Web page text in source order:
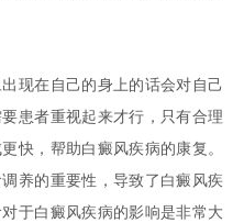
在自己的身上的话会对自己
患者重视起来才行，只有合理
快，帮助白癜风疾病的康复。
养的重要性，导致了白癜风疾
于白癜风疾病的影响是非常大